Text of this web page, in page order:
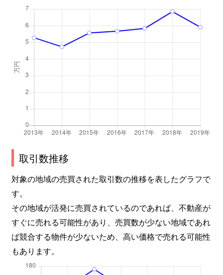
取引数推移
対象の地域の売買された取引数の推移を表したグラフで
す。
その地域が活発に売買されているのであれば、不動産が
すぐに売れる可能性があり、売買数が少ない地域であれ
ば競合する物件が少ないため、高い価格で売れる可能性
もあります。